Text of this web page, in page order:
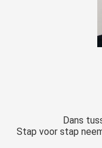
Dans
Stap voor stap